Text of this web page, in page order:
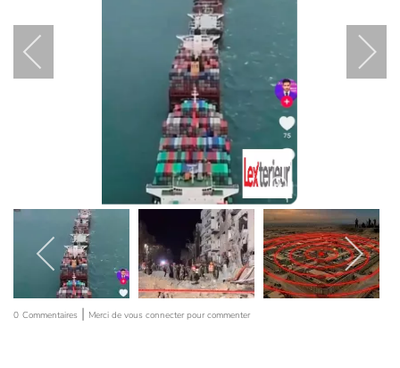
0 Commentaires | Merci de vous connecter pour commenter